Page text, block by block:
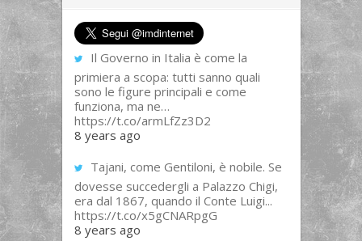
Il Governo in Italia è come la
primiera a scopa: tutti sanno quali
sono le figure principali e come
funziona, ma ne…
https://t.co/armLfZz3D2
8 years ago
Tajani, come Gentiloni, è nobile. Se
dovesse succedergli a Palazzo Chigi,
era dal 1867, quando il Conte Luigi...
https://t.co/x5gCNARpgG
8 years ago